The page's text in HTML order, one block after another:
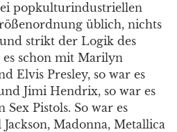
popkulturindustriellen
üblich, nichts
strikt der Logik des
es schon mit Marilyn
Elvis Presley, so war es
Jimi Hendrix, so war es
Pistols. So war es
Madonna, Metallica